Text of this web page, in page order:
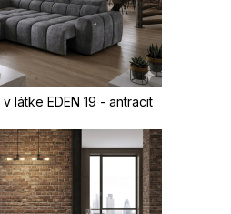
látke EDEN 19 - antracit